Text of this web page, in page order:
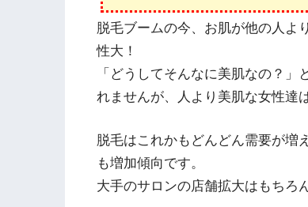
脱毛ブームの今、お肌が他の人よ
性大！
「どうしてそんなに美肌なの？
れませんが、人より美肌な女性達
脱毛はこれかもどんどん需要が増
も増加傾向です。
大手のサロンの店舗拡大はもちろ